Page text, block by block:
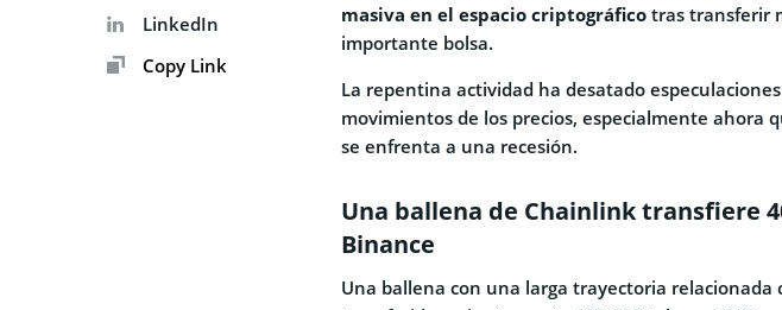
LinkedIn
Copy Link
masiva en el espacio criptográfico tras transferir
importante bolsa.
La repentina actividad ha desatado
movimientos de los precios, especialmente ahora
se enfrenta a una recesión.
Una ballena de Chainlink transfiere
Binance
Una ballena con una larga trayectoria relacionada